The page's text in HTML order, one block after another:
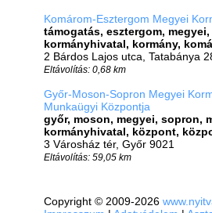
Komárom-Esztergom Megyei
támogatás, esztergom,
kormányhivatal, kormány,
2 Bárdos Lajos utca, Tatabánya
Eltávolítás: 0,68 km
Győr-Moson-Sopron Megyei
Munkaügyi Központja
győr, moson, megyei, sopron,
kormányhivatal, központ,
3 Városház tér, Győr 9021
Eltávolítás: 59,05 km
Copyright © 2009-2026